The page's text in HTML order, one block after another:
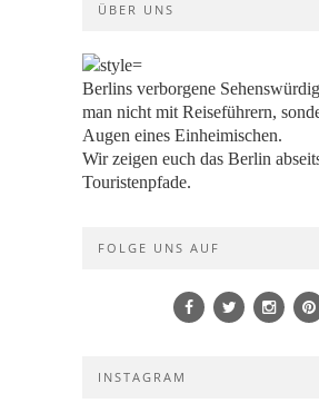
ÜBER UNS
Berlins verborgene
man nicht mit Reiseführern,
Augen eines Einheimischen.
Wir zeigen euch das Berlin
Touristenpfade.
FOLGE UNS AUF
INSTAGRAM